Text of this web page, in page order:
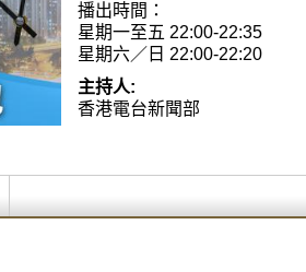
播出時間：
星期一至五 22:00-22:35
星期六／日 22:00-22:20
主持人:
香港電台新聞部